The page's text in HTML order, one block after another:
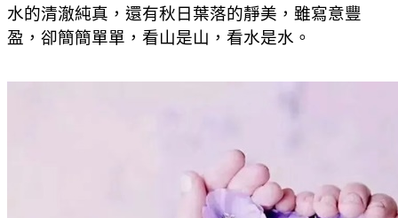
水的清澈純真，還有秋日葉落的靜美，雖寫意豐
盈，卻簡簡單單，看山是山，看水是水。